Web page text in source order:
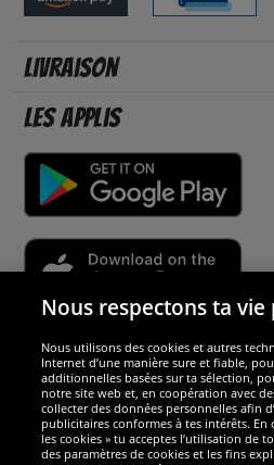
Livraison
Les applis
Sécurité
Nous sommes
Nous respectons ta vie
Nous utilisons des cookies et autres
Internet d’une manière sure et fiable,
additionnelles basées sur ta sélection,
notre site web et, en coopération avec
collecter des données personnelles afin
publicitaires conformes à tes intérêts.
les cookies » tu acceptes l’utilisation de
des paramètres de cookies et les fins